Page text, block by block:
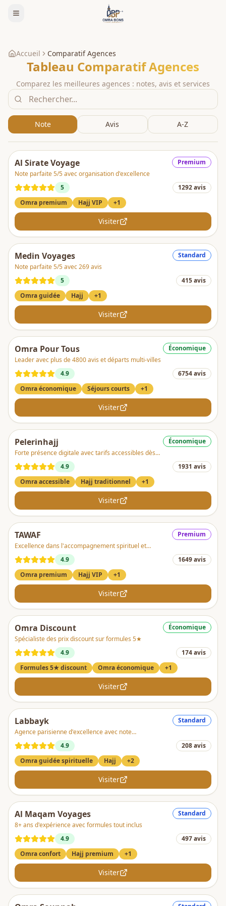
Accueil Comparatif Agences
Tableau Comparatif Agences
Comparez les meilleures agences : notes, avis et services
Note Avis A-Z
Al Sirate Voyage
Note parfaite 5/5 avec organisation d'excellence
Premium
5 1292avis
Omra premium
Hajj VIP +1
Visiter
Medin Voyages
Note parfaite 5/5 avec 269 avis
Standard
5 415avis
Omra guidée
Hajj +1
Visiter
Omra Pour Tous
Leader avec plus de 4800 avis et départs multi-villes
Économique
4.9 6754avis
Omra économique
Séjours courts +1
Visiter
Pelerinhajj
Forte présence digitale avec tarifs accessibles dès
999€
Économique
4.9 1931 avis
Omra accessible
Hajj traditionnel +1
Visiter
TAWAF
Excellence dans l'accompagnement spirituel et
l'organisation
Premium
4.9 1649avis
Omra premium
Hajj VIP +1
Visiter
Omra Discount
Spécialiste des prix discount sur formules 5★
Économique
4.9 174avis
Formules 5★ discount
Omra économique +1
Visiter
Labbayk
Agence parisienne d'excellence avec note
exceptionnelle 4.9/5 et forte dimension spirituelle
Standard
4.9 208avis
Omra guidée spirituelle
Hajj +2
Visiter
Al Maqam Voyages
8+ ans d'expérience avec formules tout inclus
Standard
4.9 497avis
Omra confort
Hajj premium +1
Visiter